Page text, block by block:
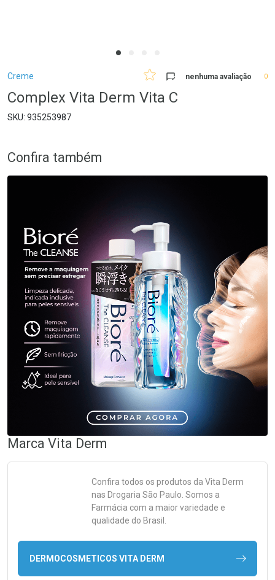
Breadcrumb
Creme nenhuma avaliação 0
Complex Vita Derm Vita C
935253987
Confira também
Marca Vita Derm
Confira todos os produtos da Vita Derm
nas Drogaria São Paulo. Somos a
Farmácia com a maior variedade e
qualidade do Brasil.
DERMOCOSMETICOS VITA DERM